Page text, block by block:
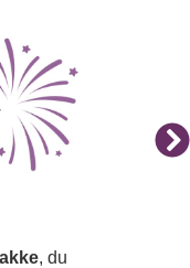
, du